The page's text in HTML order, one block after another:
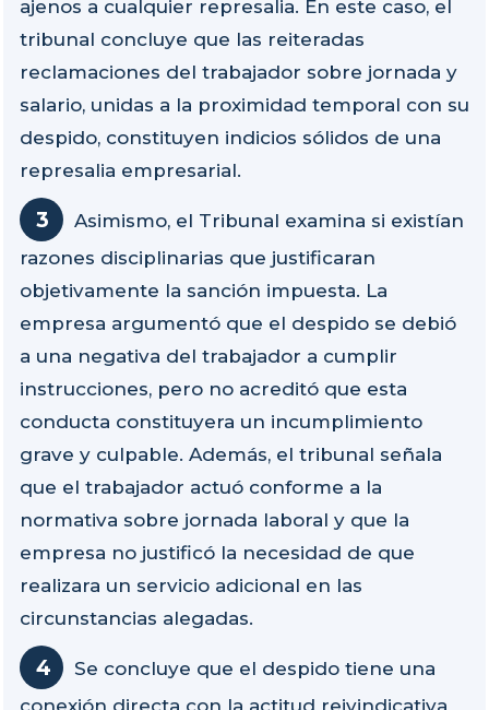
ajenos a cualquier represalia. En este caso, el
tribunal concluye que las reiteradas
reclamaciones del trabajador sobre jornada y
salario, unidas a la proximidad temporal con su
despido, constituyen indicios sólidos de una
represalia empresarial.
Asimismo, el Tribunal examina si existían
razones disciplinarias que justificaran
objetivamente la sanción impuesta. La
empresa argumentó que el despido se debió
a una negativa del trabajador a cumplir
instrucciones, pero no acreditó que esta
conducta constituyera un incumplimiento
grave y culpable. Además, el tribunal señala
que el trabajador actuó conforme a la
normativa sobre jornada laboral y que la
empresa no justificó la necesidad de que
realizara un servicio adicional en las
circunstancias alegadas.
Se concluye que el despido tiene una
conexión directa con la actitud reivindicativa